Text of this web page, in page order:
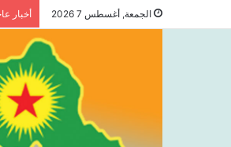
الجمعة, أغسطس 7 2026 أخبار